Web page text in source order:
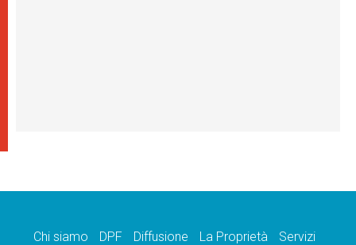
Chi siamo DPF Diffusione La Proprietà
Servizi